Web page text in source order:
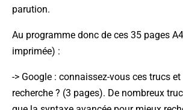
parution.
Au programme donc de ces 35 pages
imprimée) :
-> Google : connaissez-vous ces trucs
recherche ? (3 pages). De nombreux